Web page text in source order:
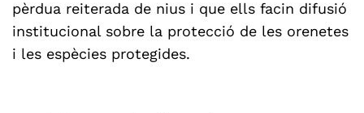
pèrdua reiterada de nius i que ells facin difusió
institucional sobre la protecció de les orenetes
i les espècies protegides.